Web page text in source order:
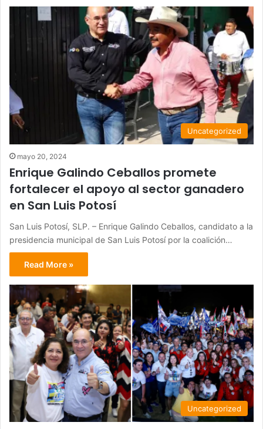
Uncategorized
mayo 20, 2024
Enrique Galindo Ceballos promete
fortalecer el apoyo al sector ganadero
en San Luis Potosí
San Luis Potosí, SLP. – Enrique Galindo Ceballos, candidato a la
presidencia municipal de San Luis Potosí por la coalición…
Read More »
Uncategorized